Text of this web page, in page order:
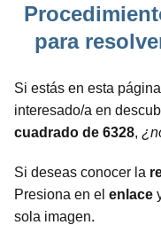
para
Si estás en esta
interesado/a en
cuadrado de 6328,
Si deseas conocer la
Presiona en el enlace
sola imagen.